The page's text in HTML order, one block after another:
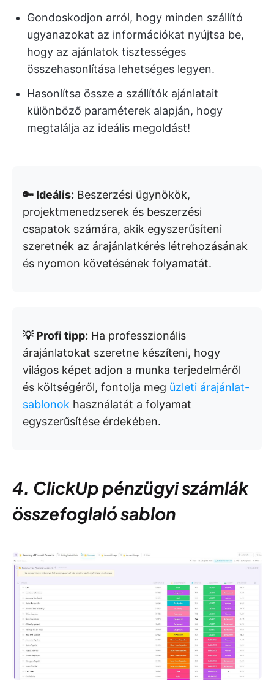
Gondoskodjon arról, hogy minden szállító
ugyanazokat az információkat nyújtsa be,
hogy az ajánlatok tisztességes
összehasonlítása lehetséges legyen.
Hasonlítsa össze a szállítók ajánlatait
különböző paraméterek alapján, hogy
megtalálja az ideális megoldást!
🔑 Ideális: Beszerzési ügynökök,
projektmenedzserek és beszerzési
csapatok számára, akik egyszerűsíteni
szeretnék az árajánlatkérés létrehozásának
és nyomon követésének folyamatát.
💡 Profi tipp: Ha professzionális
árajánlatokat szeretne készíteni, hogy
világos képet adjon a munka terjedelméről
és költségéről, fontolja meg üzleti árajánlat-
sablonok használatát a folyamat
egyszerűsítése érdekében.
4. ClickUp pénzügyi számlák
összefoglaló sablon